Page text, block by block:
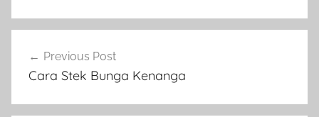
pos
Previous Post
Cara Stek Bunga Kenanga